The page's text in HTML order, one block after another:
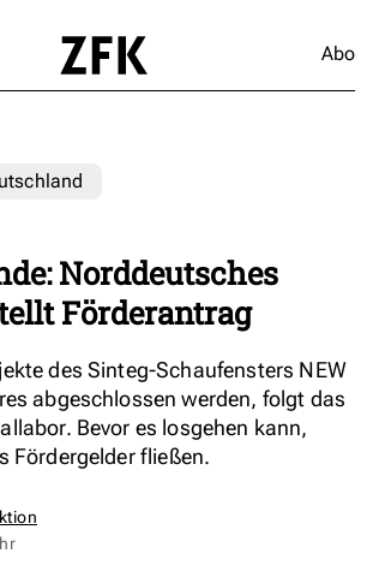
Abo
Norddeutsches
Förderantrag
des Sinteg-Schaufensters NEW
abgeschlossen werden, folgt das
Bevor es losgehen kann,
Fördergelder fließen.